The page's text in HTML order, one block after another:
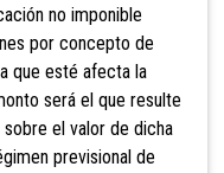
no imponible
por concepto de
que esté afecta la
será el que resulte
el valor de dicha
previsional de